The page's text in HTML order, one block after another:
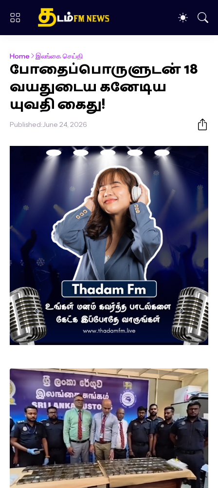
Home இலங்கை செய்தி
போதைப்பொருளுடன் 18
வயதுடைய கனேடிய
யுவதி கைது!
Published:June 24, 2026